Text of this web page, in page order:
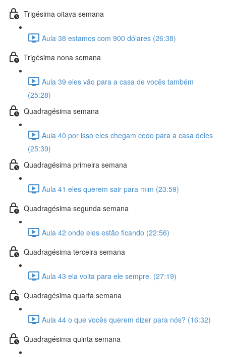
Trigésima oitava semana
Aula 38 estamos com 900 dólares (26:38)
Trigésima nona semana
Aula 39 eles vão para a casa de vocês também
(25:28)
Quadragésima semana
Aula 40 por isso eles chegam cedo para a casa deles
(25:39)
Quadragésima primeira semana
Aula 41 eles querem sair para mim (23:59)
Quadragésima segunda semana
Aula 42 onde eles estão ficando (22:56)
Quadragésima terceira semana
Aula 43 ela volta para ele sempre. (27:19)
Quadragésima quarta semana
Aula 44 o que vocês querem dizer para nós? (16:32)
Quadragésima quinta semana